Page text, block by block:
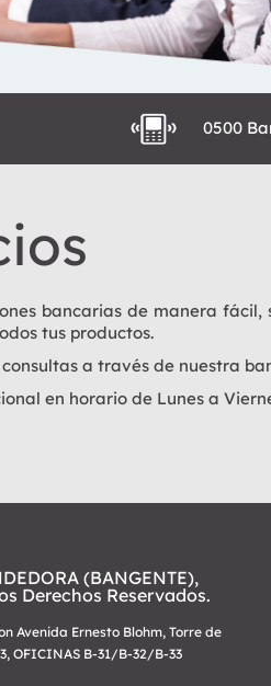
0500
bancarias de manera
tus productos.
a través de nuestra
en horario de Lunes a
(BANGENTE),
Derechos Reservados.
Avenida Ernesto Blohm, Torre de
OFICINAS B-31/B-32/B-33